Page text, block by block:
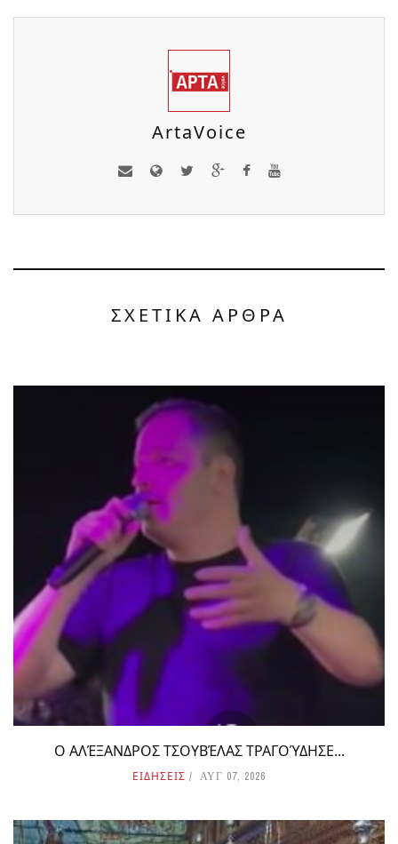
ArtaVoice
ΣΧΕΤΙΚΑ ΑΡΘΡΑ
Ο ΑΛΈΞΑΝΔΡΟΣ ΤΣΟΥΒΈΛΑΣ ΤΡΑΓΟΎΔΗΣΕ...
ΕΙΔΗΣΕΙΣ ΑΥΓ 07, 2026